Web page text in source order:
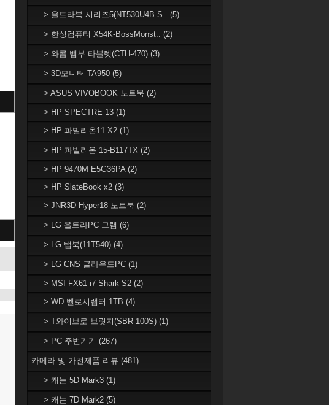
> 울트라북 시리즈5(NT530U4B-S.. (5)
> 한성컴퓨터 X54K-BossMonst.. (2)
> 와콤 뱀부 타블렛(CTH-470) (3)
> 3D모니터 TA950 (5)
> ASUS VIVOBOOK 노트북 (2)
> HP SPECTRE 13 (1)
> HP 파빌리온11 X2 (1)
> HP 파빌리온 15-B117TX (2)
> HP 9470M E5G36PA (2)
> HP SlateBook x2 (3)
> JNR3D Hyper18 노트북 (2)
> LG 울트라PC 그램 (6)
> LG 탭북(11T540) (4)
> LG CNS 클라우드PC (1)
> MSI FX61-i7 Shark S2 (2)
> WD 벨로시랩터 1TB (4)
> T와이브로 브릿지(SBR-100S) (1)
> PC 주변기기 (267)
카메라 및 가전제품 리뷰 (481)
> 캐논 5D Mark3 (1)
> 캐논 7D Mark2 (5)